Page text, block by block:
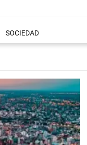
SOCIEDAD